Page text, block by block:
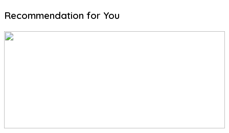
Recommendation for You